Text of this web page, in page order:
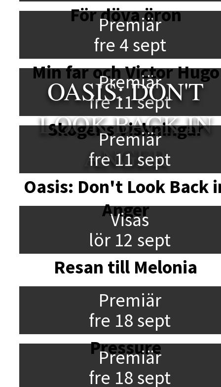
För döva öron
Premiär
fre 4 sept
Min far och Victor Hugo
Premiär
fre 11 sept
Skogens viskningar
OASIS: DON'T
LOOK BACK IN
ANGER
Premiär
fre 11 sept
Oasis: Don't Look Back
Anger
Visas
lör 12 sept
Resan till Melonia
Premiär
fre 18 sept
Pressure
Premiär
fre 18 sept